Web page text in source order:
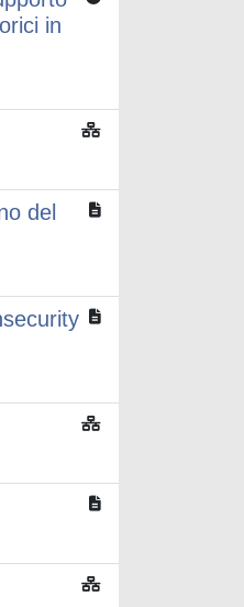
in
del